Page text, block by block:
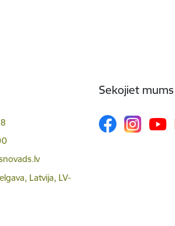
Latvija, LV-
Sekojiet mums